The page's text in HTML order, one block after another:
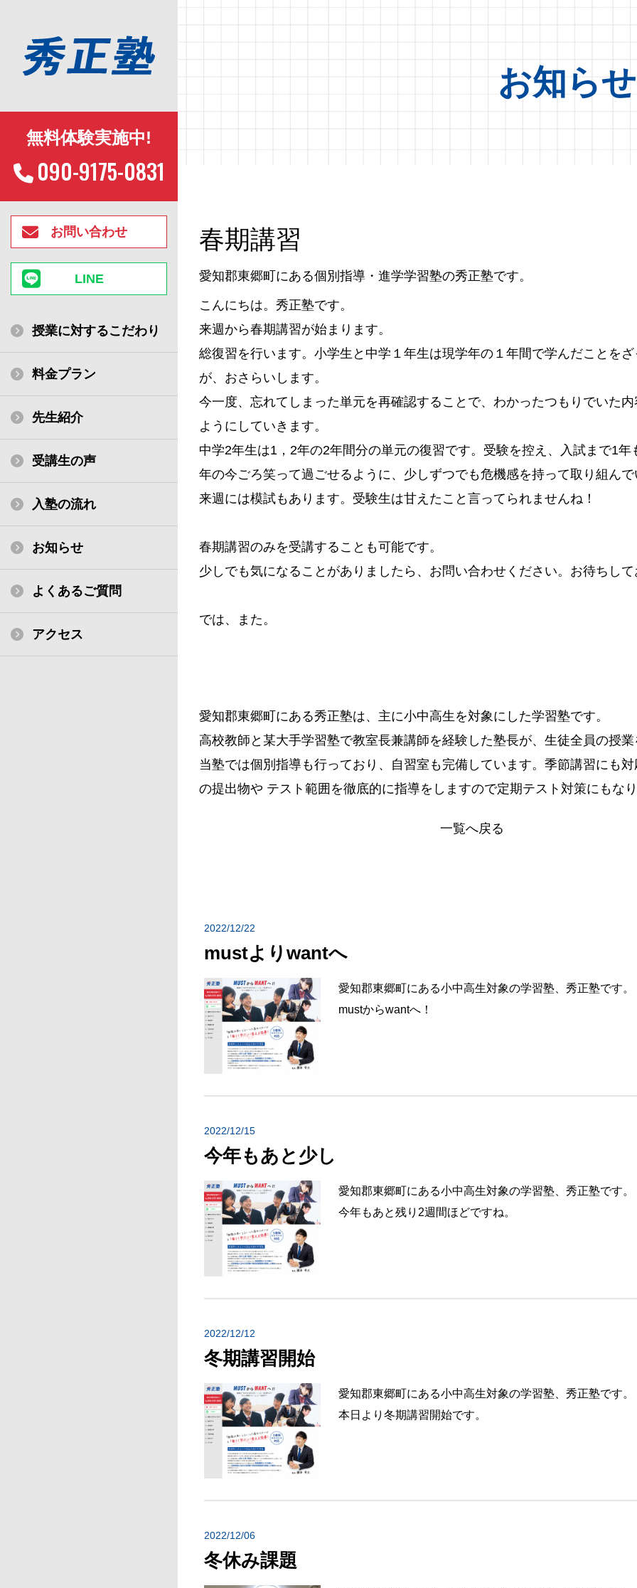
無料体験実施中!
090-9175-0831
お問い合わせ
LINE
授業に対するこだわり
料金プラン
先生紹介
受講生の声
入塾の流れ
お知らせ
よくあるご質問
アクセス
お知らせ
春期講習
愛知郡東郷町にある個別指導・進学学習塾の秀正塾です。
こんにちは。秀正塾です。
来週から春期講習が始まります。
総復習を行います。小学生と中学１年生は現学年の１年間で学んだことを
が、おさらいします。
今一度、忘れてしまった単元を再確認することで、わかったつもりでいた
ようにしていきます。
中学2年生は1，2年の2年間分の単元の復習です。受験を控え、入試まで1年
年の今ごろ笑って過ごせるように、少しずつでも危機感を持って取り組んで
来週には模試もあります。受験生は甘えたこと言ってられませんね！
春期講習のみを受講することも可能です。
少しでも気になることがありましたら、お問い合わせください。お待ちして
では、また。
愛知郡東郷町にある秀正塾は、主に小中高生を対象にした学習塾です。
高校教師と某大手学習塾で教室長兼講師を経験した塾長が、生徒全員の授業
当塾では個別指導も行っており、自習室も完備しています。季節講習にも
の提出物や テスト範囲を徹底的に指導をしますので定期テスト対策にもなり
一覧へ戻る
2022/12/22
mustよりwantへ
愛知郡東郷町にある小中高生対象の学習塾、秀正塾です。
mustからwantへ！
2022/12/15
今年もあと少し
愛知郡東郷町にある小中高生対象の学習塾、秀正塾です。
今年もあと残り2週間ほどですね。
2022/12/12
冬期講習開始
愛知郡東郷町にある小中高生対象の学習塾、秀正塾です。
本日より冬期講習開始です。
2022/12/06
冬休み課題